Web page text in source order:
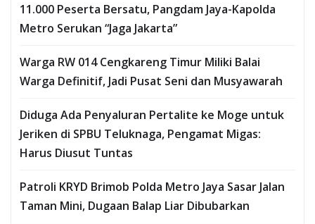
11.000 Peserta Bersatu, Pangdam Jaya-Kapolda
Metro Serukan “Jaga Jakarta”
Warga RW 014 Cengkareng Timur Miliki Balai
Warga Definitif, Jadi Pusat Seni dan Musyawarah
Diduga Ada Penyaluran Pertalite ke Moge untuk
Jeriken di SPBU Teluknaga, Pengamat Migas:
Harus Diusut Tuntas
Patroli KRYD Brimob Polda Metro Jaya Sasar Jalan
Taman Mini, Dugaan Balap Liar Dibubarkan